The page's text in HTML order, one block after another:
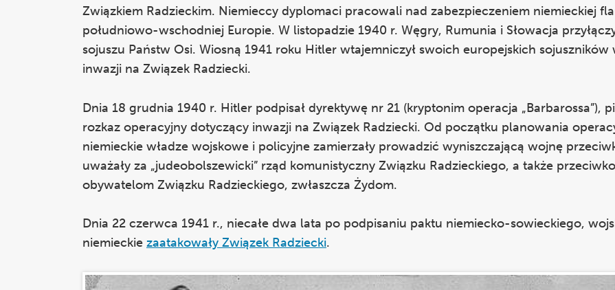
Związkiem Radzieckim. Niemieccy dyplomaci pracowali nad zabezpieczeniem niemieckiej
południowo-wschodniej Europie. W listopadzie 1940 r. Węgry, Rumunia i Słowacja
sojuszu Państw Osi. Wiosną 1941 roku Hitler wtajemniczył swoich europejskich sojuszników
inwazji na Związek Radziecki.
Dnia 18 grudnia 1940 r. Hitler podpisał dyrektywę nr 21 (kryptonim operacja „Barbarossa”),
rozkaz operacyjny dotyczący inwazji na Związek Radziecki. Od początku planowania
niemieckie władze wojskowe i policyjne zamierzały prowadzić wyniszczającą wojnę
uważały za „judeobolszewicki” rząd komunistyczny Związku Radzieckiego, a także przeciwko
obywatelom Związku Radzieckiego, zwłaszcza Żydom.
Dnia 22 czerwca 1941 r., niecałe dwa lata po podpisaniu paktu niemiecko-sowieckiego,
niemieckie zaatakowały Związek Radziecki.